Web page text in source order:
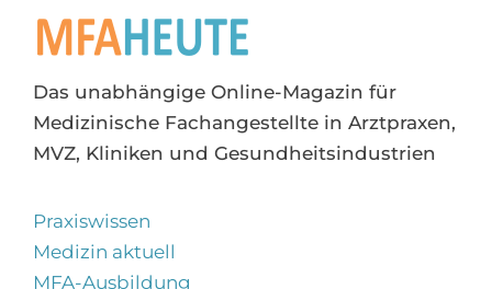
Das unabhängige Online-Magazin für
Medizinische Fachangestellte in Arztpraxen,
MVZ, Kliniken und Gesundheitsindustrien
Praxiswissen
Medizin aktuell
MFA-Ausbildung